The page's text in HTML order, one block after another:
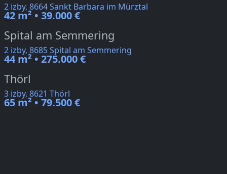
2 izby, 8664 Sankt Barbara im Mürztal
42 m² • 39.000 €
Spital am Semmering
2 izby, 8685 Spital am Semmering
44 m² • 275.000 €
Thörl
3 izby, 8621 Thörl
65 m² • 79.500 €